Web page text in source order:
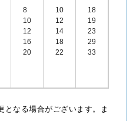
8
10
12
16
20
10
12
14
18
22
18
19
23
29
33
なる場合がございます。ま